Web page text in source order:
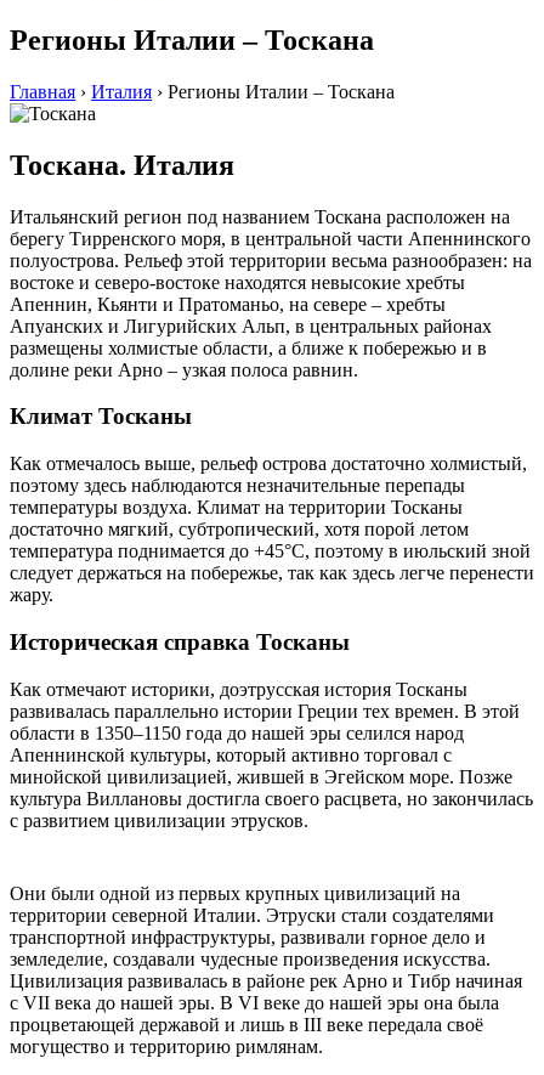
Регионы Италии – Тоскана
Главная › Италия › Регионы Италии – Тоскана
Тоскана. Италия
Итальянский регион под названием Тоскана расположен на
берегу Тирренского моря, в центральной части Апеннинского
полуострова. Рельеф этой территории весьма разнообразен: на
востоке и северо-востоке находятся невысокие хребты
Апеннин, Кьянти и Пратоманьо, на севере – хребты
Апуанских и Лигурийских Альп, в центральных районах
размещены холмистые области, а ближе к побережью и в
долине реки Арно – узкая полоса равнин.
Климат Тосканы
Как отмечалось выше, рельеф острова достаточно холмистый,
поэтому здесь наблюдаются незначительные перепады
температуры воздуха. Климат на территории Тосканы
достаточно мягкий, субтропический, хотя порой летом
температура поднимается до +45°C, поэтому в июльский зной
следует держаться на побережье, так как здесь легче перенести
жару.
Историческая справка Тосканы
Как отмечают историки, доэтрусская история Тосканы
развивалась параллельно истории Греции тех времен. В этой
области в 1350–1150 года до нашей эры селился народ
Апеннинской культуры, который активно торговал с
минойской цивилизацией, жившей в Эгейском море. Позже
культура Виллановы достигла своего расцвета, но закончилась
с развитием цивилизации этрусков.
Они были одной из первых крупных цивилизаций на
территории северной Италии. Этруски стали создателями
транспортной инфраструктуры, развивали горное дело и
земледелие, создавали чудесные произведения искусства.
Цивилизация развивалась в районе рек Арно и Тибр начиная
с VII века до нашей эры. В VI веке до нашей эры она была
процветающей державой и лишь в III веке передала своё
могущество и территорию римлянам.